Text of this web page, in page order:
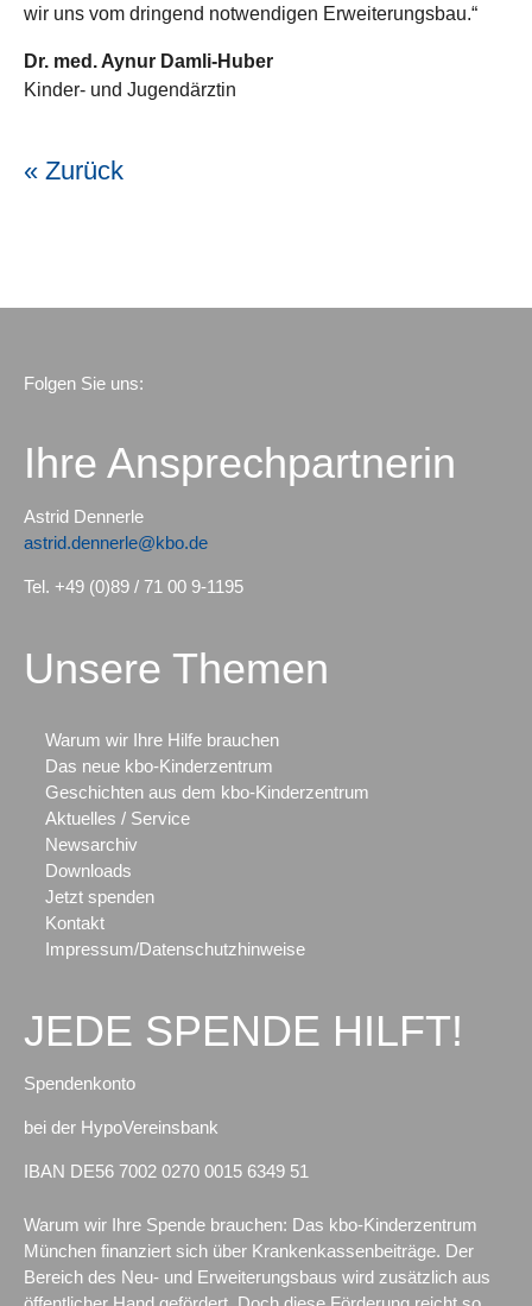
wir uns vom dringend notwendigen Erweiterungsbau.“
Dr. med. Aynur Damli-Huber
Kinder- und Jugendärztin
Zurück
Folgen Sie uns:
Ihre Ansprechpartnerin
Astrid Dennerle
astrid.dennerle@kbo.de
Tel. +49 (0)89 / 71 00 9-1195
Unsere Themen
Warum wir Ihre Hilfe brauchen
Das neue kbo-Kinderzentrum
Geschichten aus dem kbo-Kinderzentrum
Aktuelles / Service
Newsarchiv
Downloads
Jetzt spenden
Kontakt
Impressum/Datenschutzhinweise
JEDE SPENDE HILFT!
Spendenkonto
bei der HypoVereinsbank
IBAN DE56 7002 0270 0015 6349 51
Warum wir Ihre Spende brauchen: Das kbo-Kinderzentrum
München finanziert sich über Krankenkassenbeiträge. Der
Bereich des Neu- und Erweiterungsbaus wird zusätzlich aus